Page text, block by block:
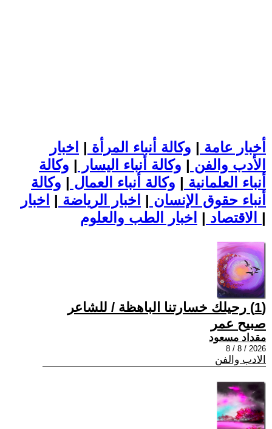
أخبار عامة | وكالة أنباء المرأة | اخبار
الأدب والفن | وكالة أنباء اليسار | وكالة
أنباء العلمانية | وكالة أنباء العمال | وكالة
أنباء حقوق الإنسان | اخبار الرياضة | اخبار
الاقتصاد | |
(1) رحيلك خسارتنا الباهظة / للشاعر
صبيح عمر
مقداد مسعود
2026 / 8 / 8
الادب والفن